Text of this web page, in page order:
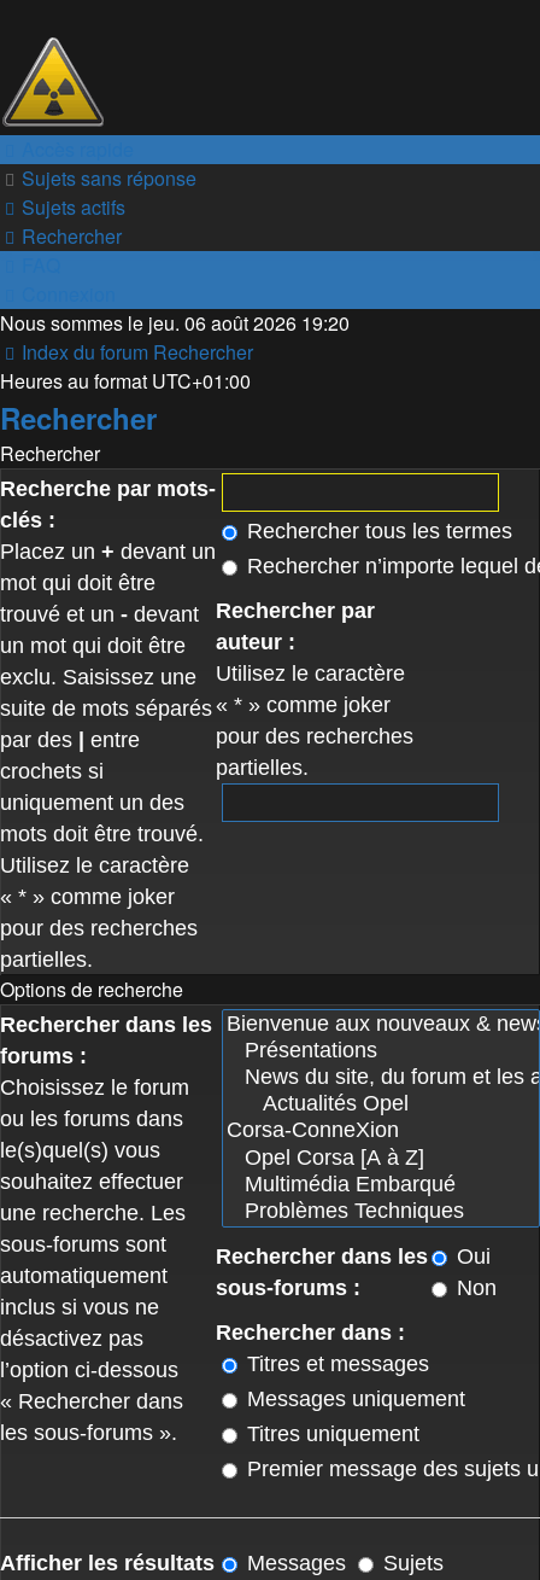
Sujets sans réponse
Sujets actifs
Rechercher
Nous sommes le jeu. 06 août 2026 19:20
Index du forum Rechercher
Heures au format UTC+01:00
Rechercher
Rechercher
Recherche par mots-
clés :
Placez un + devant un
mot qui doit être
trouvé et un - devant
un mot qui doit être
exclu. Saisissez une
suite de mots séparés
par des
entre
crochets si
uniquement un des
mots doit être trouvé.
Utilisez le caractère
« * » comme joker
pour des recherches
partielles.
Rechercher tous les termes
Rechercher n’importe lequel
Rechercher par
auteur :
Utilisez le caractère
« * » comme joker
pour des recherches
partielles.
Options de recherche
Rechercher dans les
forums :
Choisissez le forum
ou les forums dans
le(s)quel(s) vous
souhaitez effectuer
une recherche. Les
sous-forums sont
automatiquement
inclus si vous ne
désactivez pas
l’option ci-dessous
« Rechercher dans
les sous-forums ».
Rechercher dans les
sous-forums :
Oui
Non
Rechercher dans :
Titres et messages
Messages uniquement
Titres uniquement
Premier message des sujets
Afficher les résultats
Messages
Sujets